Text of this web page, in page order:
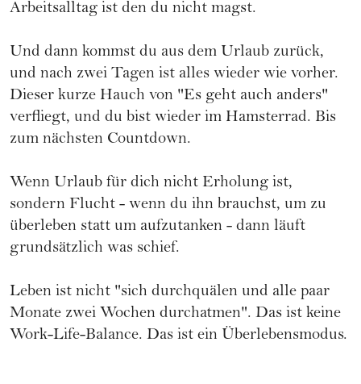
Arbeitsalltag ist den du nicht magst.
Und dann kommst du aus dem Urlaub zurück,
und nach zwei Tagen ist alles wieder wie vorher.
Dieser kurze Hauch von "Es geht auch anders"
verfliegt, und du bist wieder im Hamsterrad. Bis
zum nächsten Countdown.
Wenn Urlaub für dich nicht Erholung ist,
sondern Flucht - wenn du ihn brauchst, um zu
überleben statt um aufzutanken - dann läuft
grundsätzlich was schief.
Leben ist nicht "sich durchquälen und alle paar
Monate zwei Wochen durchatmen". Das ist keine
Work-Life-Balance. Das ist ein Überlebensmodus.